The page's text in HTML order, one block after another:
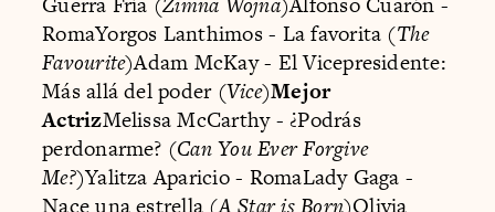
RomaYorgos Lanthimos - La favorita (The
Favourite)Adam McKay - El Vicepresidente:
Más allá del poder (Vice)Mejor
ActrizMelissa McCarthy - ¿Podrás
perdonarme? (Can You Ever Forgive
Me?)Yalitza Aparicio - RomaLady Gaga -